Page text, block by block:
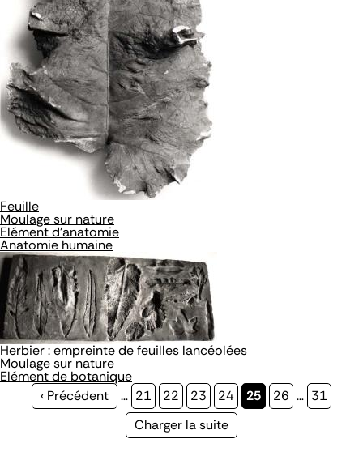
Feuille
Moulage sur nature
Elément d'anatomie
Anatomie humaine
Herbier : empreinte de feuilles lancéolées
Moulage sur nature
Elément de botanique
Page
‹ Précédent … Page
21 Page
22 Page
23 Page
24
Page
25 Page
26 … Page
31
Page
Charger la suite